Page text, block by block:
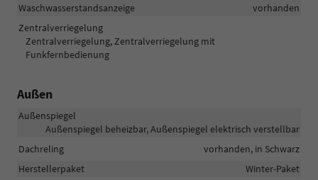
Waschwasserstandsanzeige
vorhanden
Zentralverriegelung
Zentralverriegelung, Zentralverriegelung mit
Funkfernbedienung
Außen
Außenspiegel
Außenspiegel beheizbar, Außenspiegel elektrisch verstellbar
Dachreling
vorhanden, in Schwarz
Herstellerpaket
Winter-Paket